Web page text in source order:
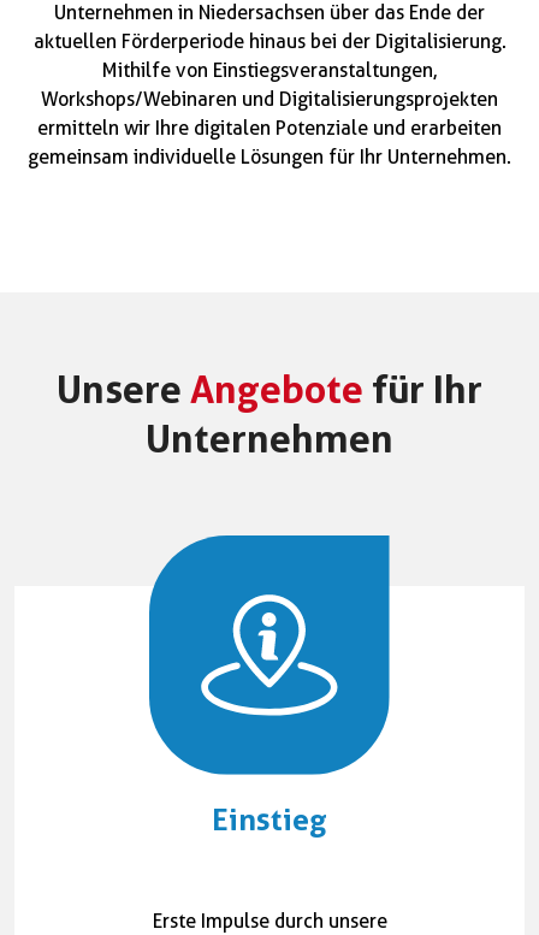
Unternehmen in Niedersachsen über das Ende der
aktuellen Förderperiode hinaus bei der Digitalisierung.
Mithilfe von Einstiegsveranstaltungen,
Workshops/Webinaren und Digitalisierungsprojekten
ermitteln wir Ihre digitalen Potenziale und erarbeiten
gemeinsam individuelle Lösungen für Ihr Unternehmen.
Unsere Angebote für Ihr
Unternehmen
Einstieg
Erste Impulse durch unsere